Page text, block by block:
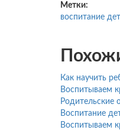
Метки:
воспитание
Как научить
Воспитываем
Родительские
Воспитание
Воспитываем